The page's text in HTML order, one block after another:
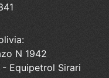
N 1942
Equipetrol Sirari